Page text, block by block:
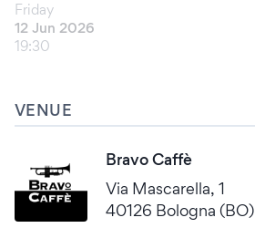
Friday
12 Jun 2026
19:30
VENUE
Bravo Caffè
Via Mascarella, 1
40126 Bologna (BO)